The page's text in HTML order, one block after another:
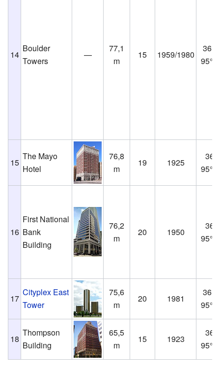
14
Boulder
Towers
—
77,1
m
15 1959/1980
15
The Mayo
Hotel
76,8
m
19 1925
16
First National
Bank
Building
76,2
m
20 1950
17
Cityplex East
Tower
75,6
m
20 1981
18
Thompson
Building
65,5
m
15 1923